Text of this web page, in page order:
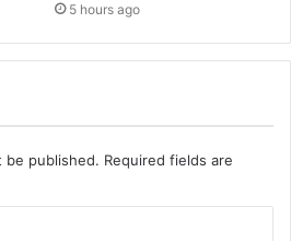
5 hours ago
be published. Required fields are